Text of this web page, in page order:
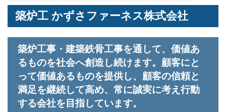
築炉工 かずさファーネス株式会社
築炉工事・建築鉄骨工事を通して、価値あ
るものを社会へ創造し続けます。顧客にと
って価値あるものを提供し、顧客の信頼と
満足を継続して高め、常に誠実に考え行動
する会社を目指しています。